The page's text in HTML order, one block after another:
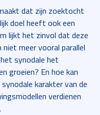
dat zijn zoektocht
doel heeft ook een
lijkt het zinvol dat deze
meer vooral parallel
synodale het
groeien? En hoe kan
karakter van de
verdienen